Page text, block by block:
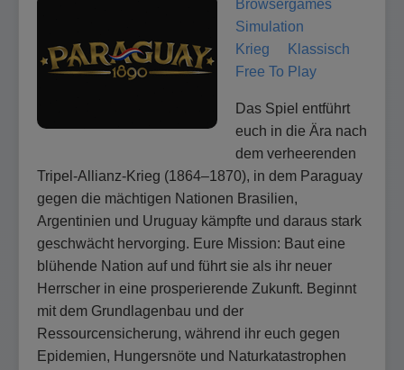
Browsergames
Simulation
Krieg
Klassisch
Free To Play
Das Spiel entführt
euch in die Ära nach
dem verheerenden
Tripel-Allianz-Krieg (1864–1870), in dem Paraguay
gegen die mächtigen Nationen Brasilien,
Argentinien und Uruguay kämpfte und daraus stark
geschwächt hervorging. Eure Mission: Baut eine
blühende Nation auf und führt sie als ihr neuer
Herrscher in eine prosperierende Zukunft. Beginnt
mit dem Grundlagenbau und der
Ressourcensicherung, während ihr euch gegen
Epidemien, Hungersnöte und Naturkatastrophen